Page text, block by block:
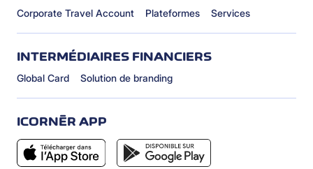
Corporate Travel Account
Plateformes Services
INTERMÉDIAIRES FINANCIERS
Global Card Solution de branding
ICORNÈR APP